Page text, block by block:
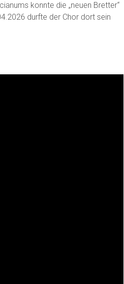
konnte die „neuen Bretter“
durfte der Chor dort sein